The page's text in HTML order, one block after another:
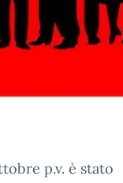
p.v. è stato